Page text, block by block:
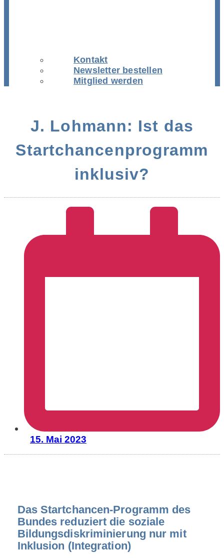
Kontakt
Newsletter bestellen
Mitglied werden
J. Lohmann: Ist das
Startchancenprogramm
inklusiv?
15. Mai 2023
Das Startchancen-Programm des
Bundes reduziert die soziale
Bildungsdiskriminierung nur mit
Inklusion (Integration)